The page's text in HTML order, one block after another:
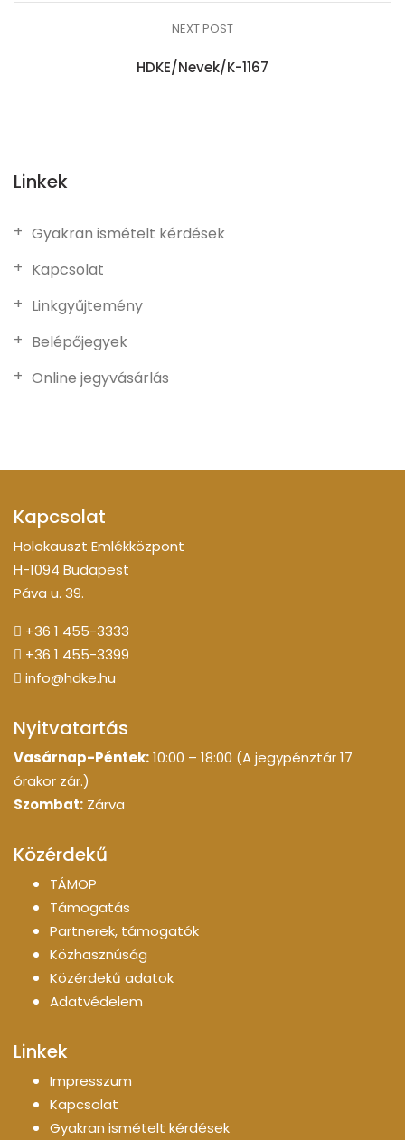
NEXT POST
HDKE/Nevek/K-1167
Linkek
Gyakran ismételt kérdések
Kapcsolat
Linkgyűjtemény
Belépőjegyek
Online jegyvásárlás
Kapcsolat
Holokauszt Emlékközpont
H-1094 Budapest
Páva u. 39.
+36 1 455-3333
+36 1 455-3399
info@hdke.hu
Nyitvatartás
Vasárnap-Péntek:10:00 – 18:00 (A jegypénztár 17
órakor zár.)
Szombat: Zárva
Közérdekű
TÁMOP
Támogatás
Partnerek, támogatók
Közhasznúság
Közérdekű adatok
Adatvédelem
Linkek
Impresszum
Kapcsolat
Gyakran ismételt kérdések